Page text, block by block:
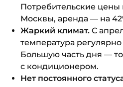
Потребительские цены
Москвы, аренда — на
Жаркий климат. С
температура
Большую часть дня —
с кондиционером.
Нет постоянного